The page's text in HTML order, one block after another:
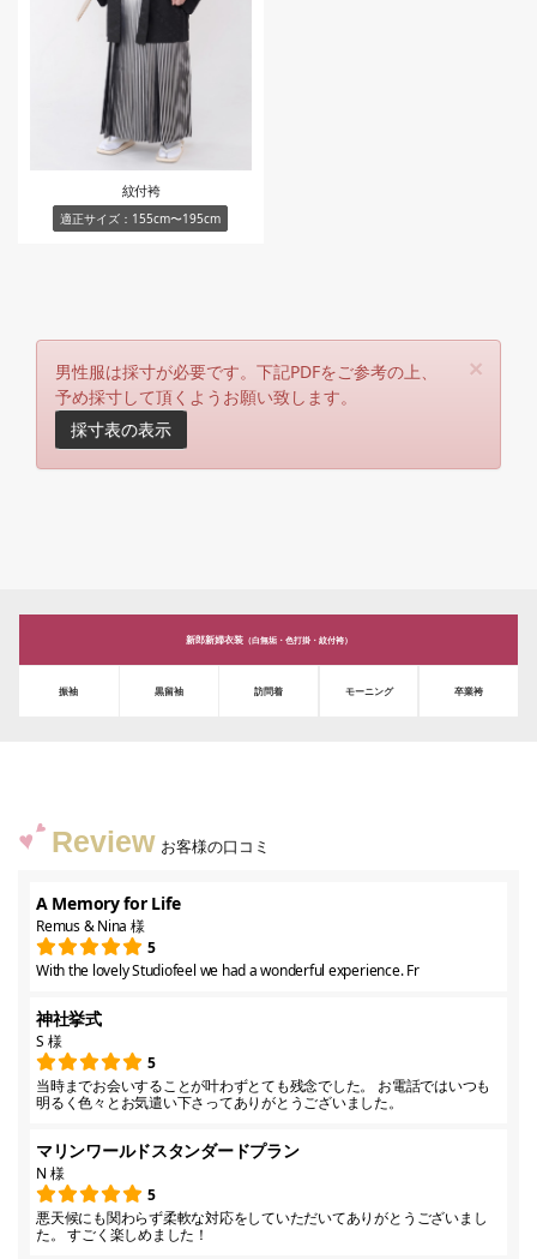
紋付袴
適正サイズ：155cm〜195cm
×
男性服は採寸が必要です。下記PDFをご参考の上、
予め採寸して頂くようお願い致します。
採寸表の表示
新郎新婦衣装（白無垢・色打掛・紋付袴）
振袖 黒留袖 訪問着 モーニング 卒業袴
Review お客様の口コミ
A Memory for Life
Remus & Nina 様
5
With the lovely Studiofeel we had a wonderful experience. Fr
神社挙式
S 様
5
当時までお会いすることが叶わずとても残念でした。 お電話ではいつも
明るく色々とお気遣い下さってありがとうございました。
マリンワールドスタンダードプラン
N 様
5
悪天候にも関わらず柔軟な対応をしていただいてありがとうございまし
た。 すごく楽しめました！